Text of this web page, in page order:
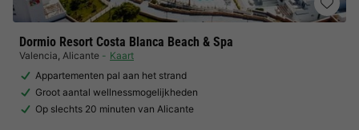
Dormio Resort Costa Blanca Beach & Spa
Valencia, Alicante
Kaart
Appartementen pal aan het strand
Groot aantal wellnessmogelijkheden
Op slechts 20 minuten van Alicante